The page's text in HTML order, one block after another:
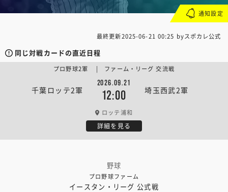
最終更新2025-06-21 00:25 byスポカレ公式
同じ対戦カードの直近日程
千葉ロッテ2軍
2026.09.21
12:00 埼玉西武2軍
プロ野球2軍 | ファーム・リーグ 交流戦
ロッテ浦和
詳細を見る
野球
プロ野球ファーム
イースタン・リーグ 公式戦
通知設定